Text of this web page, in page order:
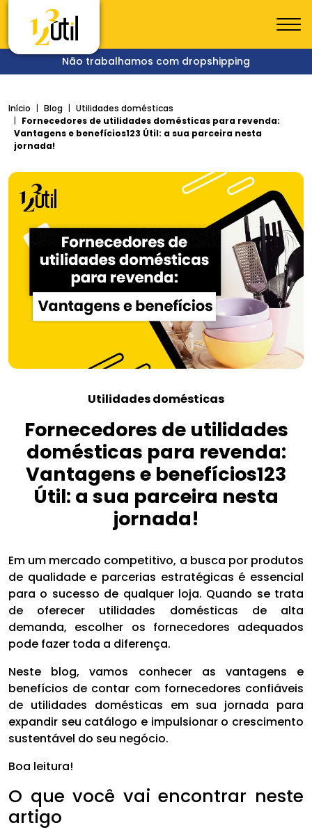
Não trabalhamos com dropshipping
Início Blog
Utilidades domésticas
Fornecedores de utilidades domésticas para revenda:
Vantagens e benefícios123 Útil: a sua parceira nesta
jornada!
Utilidades domésticas
Fornecedores de utilidades
domésticas para revenda:
Vantagens e benefícios123
Útil: a sua parceira nesta
jornada!
Em um mercado competitivo, a busca por produtos
de qualidade e parcerias estratégicas é essencial
para o sucesso de qualquer loja. Quando se trata
de oferecer utilidades domésticas de alta
demanda, escolher os fornecedores adequados
pode fazer toda a diferença.
Neste blog, vamos conhecer as vantagens e
benefícios de contar com fornecedores confiáveis
de utilidades domésticas em sua jornada para
expandir seu catálogo e impulsionar o crescimento
sustentável do seu negócio.
Boa leitura!
O que você vai encontrar neste
artigo